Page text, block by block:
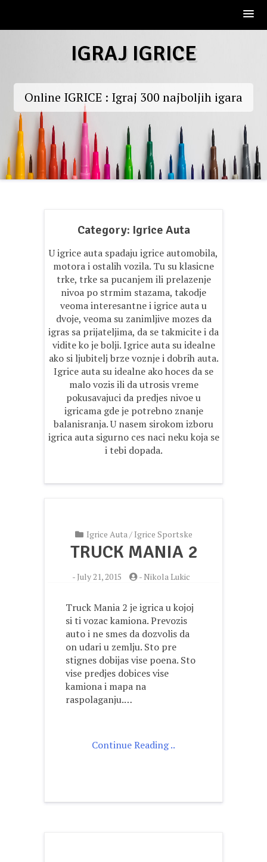
IGRAJ IGRICE
Online IGRICE : Igraj 300 najboljih igara
Category: Igrice Auta
U igrice auta spadaju igrice automobila,
motora i ostalih vozila. Tu su klasicne
trke, trke sa pucanjem ili prelazenje
nivoa po strmim stazama, takodje
veoma interesantne i igrice auta u
dvoje, veoma su zanimljive mozes da
igras sa prijateljima, da se takmicite i da
vidite ko je bolji. Igrice auta su idealne
ako si ljubitelj brze voznje i dobrih auta.
Igrice auta su idealne ako hoces da se
malo vozis ili da utrosis vreme
pokusavajuci da predjes nivoe u
igricama gde je potrebno znanje
balanisranja. U nasem sirokom izboru
igrica auta sigurno ces naci neku koja se
i tebi dopada.
Igrice Auta/ Igrice Sportske
TRUCK MANIA 2
- July 21, 2015 -Nikola Lukic
Truck Mania 2 je igrica u kojoj
si ti vozac kamiona. Prevozis
auto i ne smes da dozvolis da
on udari u zemlju. Sto pre
stignes dobijas vise poena. Sto
vise predjes dobices vise
kamiona i mapa na
raspolaganju.…
Continue Reading ..